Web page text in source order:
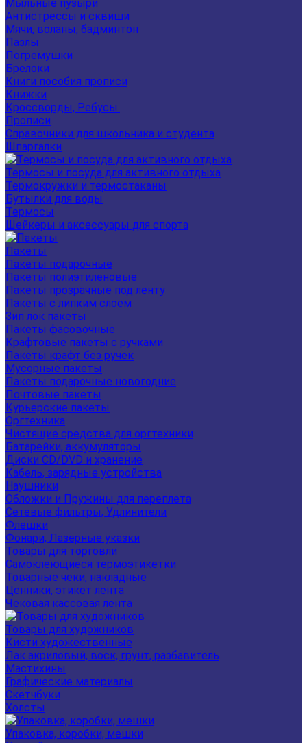
Мыльные пузыри
Антистрессы и сквиши
Мячи, воланы, бадминтон
Пазлы
Погремушки
Брелоки
Книги пособия прописи
Книжки
Кроссворды, Ребусы.
Прописи
Справочники для школьника и студента
Шпаргалки
Термосы и посуда для активного отдыха
Термокружки и термостаканы
Бутылки для воды
Термосы
Шейкеры и аксессуары для спорта
Пакеты
Пакеты подарочные
Пакеты полиэтиленовые
Пакеты прозрачные под ленту
Пакеты с липким слоем
Зип лок пакеты
Пакеты фасовочные
Крафтовые пакеты с ручками
Пакеты крафт без ручек
Мусорные пакеты
Пакеты подарочные новогодние
Почтовые пакеты
Курьерские пакеты
Оргтехника
Чистящие средства для оргтехники
Батарейки, аккумуляторы
Диски CD/DVD и хранение
Кабель, зарядные устройства
Наушники
Обложки и Пружины для переплета
Сетевые фильтры, Удлинители
Флешки
Фонари, Лазерные указки
Товары для торговли
Самоклеющиеся термоэтикетки
Товарные чеки, накладные
Ценники, этикет лента
Чековая кассовая лента
Товары для художников
Кисти художественные
Лак акриловый, воск, грунт, разбавитель
Мастихины
Графические материалы
Скетчбуки
Холсты
Упаковка, коробки, мешки